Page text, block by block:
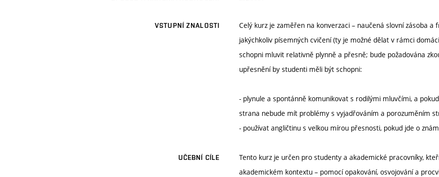
VSTUPNÍ ZNALOSTI
Celý kurz je zaměřen na konverzaci – naučená slovní zásoba
jakýchkoliv písemných cvičení (ty je možné dělat v rámci
schopni mluvit relativně plynně a přesně; bude požadována
upřesnění by studenti měli být schopni:
- plynule a spontánně komunikovat s rodilými mluvčími, a
strana nebude mít problémy s vyjadřováním a porozuměním
- používat angličtinu s velkou mírou přesnosti, pokud jde o
UČEBNÍ CÍLE
Tento kurz je určen pro studenty a akademické pracovníky,
akademickém kontextu – pomocí opakování, osvojování a